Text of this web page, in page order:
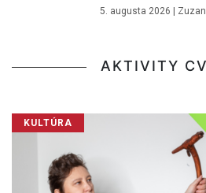
5. augusta 2026
AKTIVITY
KULTÚRA